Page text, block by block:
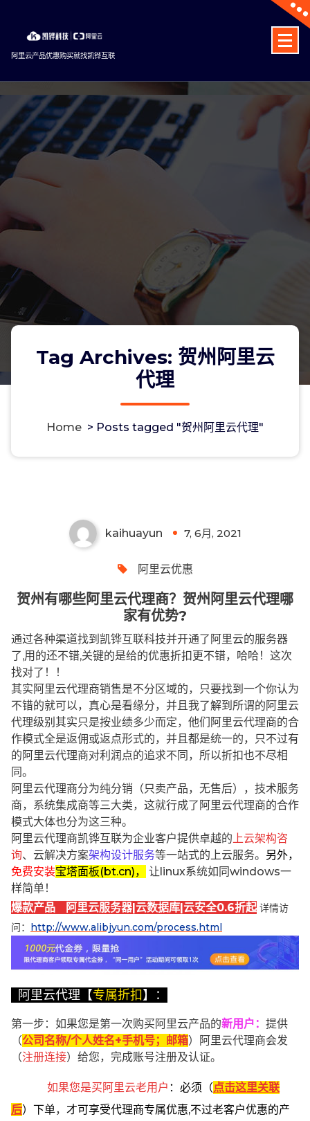
content
阿里云产品优惠购买就找凯铧互联
Tag Archives: 贺州阿里云
代理
Home > Posts tagged "贺州阿里云代理"
kaihuayun 7, 6月, 2021
阿里云优惠
贺州有哪些阿里云代理商？贺州阿里云代理哪
家有优势?
通过各种渠道找到凯铧互联科技并开通了阿里云的服务器
了,用的还不错,关键的是给的优惠折扣更不错，哈哈！这次
找对了！！
其实阿里云代理商销售是不分区域的，只要找到一个你认为
不错的就可以，真心是看缘分，并且我了解到所谓的阿里云
代理级别其实只是按业绩多少而定，他们阿里云代理商的合
作模式全是返佣或返点形式的，并且都是统一的，只不过有
的阿里云代理商对利润点的追求不同，所以折扣也不尽相
同。
阿里云代理商分为纯分销（只卖产品，无售后），技术服务
商，系统集成商等三大类，这就行成了阿里云代理商的合作
模式大体也分为这三种。
阿里云代理商凯铧互联为企业客户提供卓越的 上云架构咨
询、云解决方案架构设计服务等一站式的上云服务。 另外，
免费安装宝塔面板(bt.cn)，
让linux系统如同windows一
样简单！
爆款产品 阿里云服务器|云数据库|云安全0.6折起 详情访
问： http://www.alibjyun.com/process.html
阿里云代理【专属折扣】：
第一步：如果您是第一次购买阿里云产品的新用户 ： 提供
（公司名称/个人姓名+手机号；邮箱）阿里云代理商会发
（注册连接）给您，完成账号注册及认证。
如果您是买阿里云老用户 ： 必须 （点击这里关联
后） 下单， 才可享受代理商专属优惠,不过老客户优惠的产